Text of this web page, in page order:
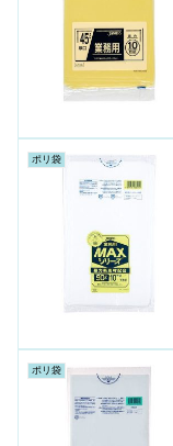
ポリ袋
ポリ袋